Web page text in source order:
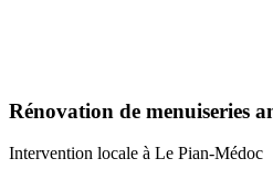
Rénovation de menuiseries
Intervention locale à Le Pian-Médoc